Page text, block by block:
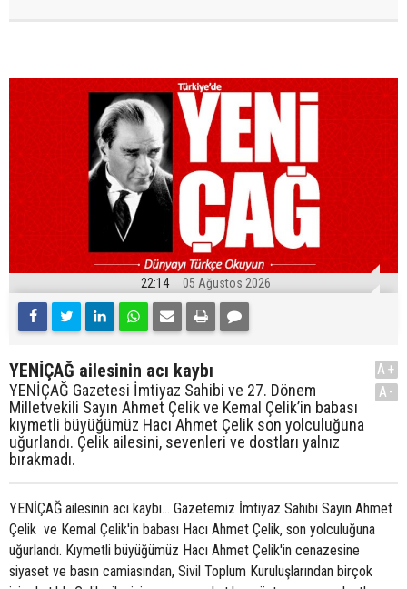
22:14 05 Ağustos 2026
YENİÇAĞ ailesinin acı kaybı
YENİÇAĞ Gazetesi İmtiyaz Sahibi ve 27. Dönem
Milletvekili Sayın Ahmet Çelik ve Kemal Çelik’in babası
kıymetli büyüğümüz Hacı Ahmet Çelik son yolculuğuna
uğurlandı. Çelik ailesini, sevenleri ve dostları yalnız
bırakmadı.
A+
A-
YENİÇAĞ ailesinin acı kaybı... Gazetemiz İmtiyaz Sahibi Sayın Ahmet
Çelik ve Kemal Çelik'in babası Hacı Ahmet Çelik, son yolculuğuna
uğurlandı. Kıymetli büyüğümüz Hacı Ahmet Çelik'in cenazesine
siyaset ve basın camiasından, Sivil Toplum Kuruluşlarından birçok